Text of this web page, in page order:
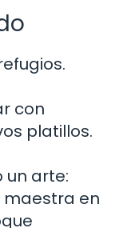
con
platillos.
un arte:
en